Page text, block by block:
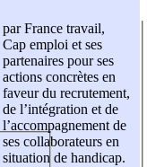
par France travail,
Cap emploi et ses
partenaires pour ses
actions concrètes en
faveur du recrutement,
de l’intégration et de
l’accompagnement de
ses collaborateurs en
situation de handicap.